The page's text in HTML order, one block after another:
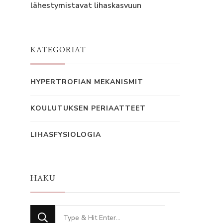
lähestymistavat lihaskasvuun
KATEGORIAT
HYPERTROFIAN MEKANISMIT
KOULUTUKSEN PERIAATTEET
LIHASFYSIOLOGIA
HAKU
Looking